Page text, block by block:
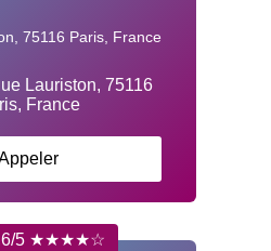
75116 Paris, France
5 ★★★★☆